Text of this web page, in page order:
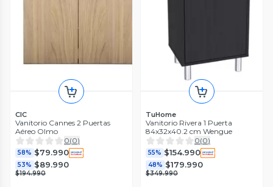
CIC
Vanitorio Cannes 2 Puertas
Aéreo Olmo
0(0)
58% $79.990
53% $89.990
$194.990
TuHome
Vanitorio Rivera 1 Puerta
84x32x40.2 cm Wengue
0(0)
55% $154.990
48% $179.990
$349.990